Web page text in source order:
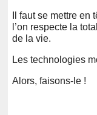
Il faut se mettre en
l’on respecte la
de la vie.
Les technologies
Alors, faisons-le !